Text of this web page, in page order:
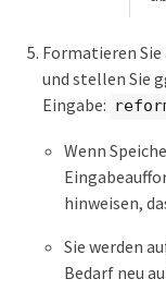
Formatieren
und stellen Sie
Eingabe:
Wenn
hinweisen,
Sie werden
Bedarf neu